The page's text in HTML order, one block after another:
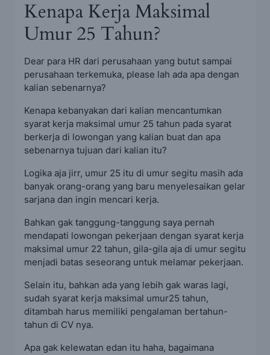
Kenapa Kerja Maksimal
Umur 25 Tahun?
Dear para HR dari perusahaan yang butut sampai
perusahaan terkemuka, please lah ada apa dengan
kalian sebenarnya?
Kenapa kebanyakan dari kalian mencantumkan
syarat kerja maksimal umur 25 tahun pada syarat
berkerja di lowongan yang kalian buat dan apa
sebenarnya tujuan dari kalian itu?
Logika aja jirr, umur 25 itu di umur segitu masih ada
banyak orang-orang yang baru menyelesaikan gelar
sarjana dan ingin mencari kerja.
Bahkan gak tanggung-tanggung saya pernah
mendapati lowongan pekerjaan dengan syarat kerja
maksimal umur 22 tahun, gila-gila aja di umur segitu
menjadi batas seseorang untuk melamar pekerjaan.
Selain itu, bahkan ada yang lebih gak waras lagi,
sudah syarat kerja maksimal umur25 tahun,
ditambah harus memiliki pengalaman bertahun-
tahun di CV nya.
Apa gak kelewatan edan itu haha, bagaimana